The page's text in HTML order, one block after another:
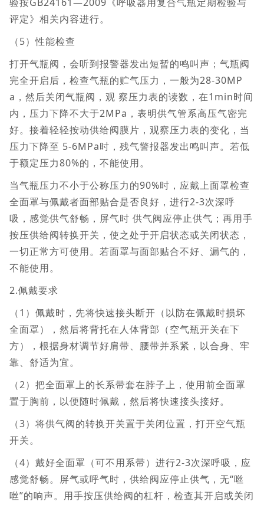
评定》相关内容进行。
（5）性能检查
打开气瓶阀，会听到报警器发出短暂的鸣叫声；气瓶阀
完全开启后，检查气瓶的贮气压力，一般为28-30MP
a，然后关闭气瓶阀，观 察压力表的读数，在1min时间
内，压力下降不大于2MPa，表明供气管系高压气密完
好。接着轻轻按动供给阀膜片，观察压力表的变化，当
压力下降至 5-6MPa时，残气警报器发出鸣叫声。若低
于额定压力80%的，不能使用。
当气瓶压力不小于公称压力的90%时，应戴上面罩检查
全面罩与佩戴者面部贴合是否良好，进行2-3次深呼
吸，感觉供气舒畅，屏气时 供气阀应停止供气；再用手
按压供给阀转换开关，使之处于开启状态或关闭状态，
一切正常方可使用。若面罩与面部贴合不好、漏气的，
不能使用。
2.佩戴要求
（1）佩戴时，先将快速接头断开（以防在佩戴时损坏
全面罩），然后将背托在人体背部（空气瓶开关在下
方），根据身材调节好肩带、腰带并系紧，以合身、牢
靠、舒适为宜。
（2）把全面罩上的长系带套在脖子上，使用前全面罩
置于胸前，以便随时佩戴，然后将快速接头接好。
（3）将供气阀的转换开关置于关闭位置，打开空气瓶
开关。
（4）戴好全面罩（可不用系带）进行2-3次深呼吸，应
感觉舒畅。屏气或呼气时，供给阀应停止供气，无“咝
咝”的响声。用手按压供给阀的杠杆，检查其开启或关闭